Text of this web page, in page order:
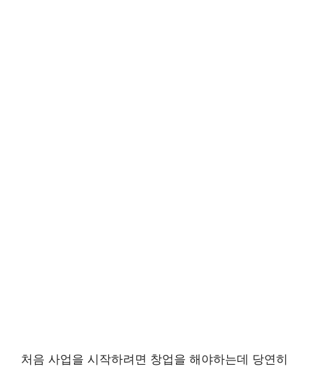
처음 사업을 시작하려면 창업을 해야하는데 당연히